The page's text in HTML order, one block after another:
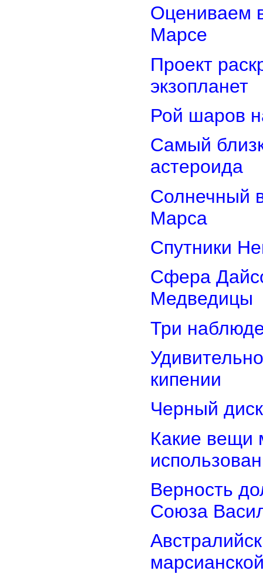
Оцениваем
Марсе
Проект
экзопланет
Рой шаров
Самый
астероида
Солнечный
Марса
Спутники
Сфера
Медведицы
Три
кипении
Черный
Какие вещи
Верность
Союза